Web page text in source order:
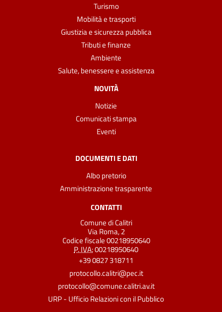
Turismo
Mobilità e trasporti
Giustizia e sicurezza pubblica
Tributi e finanze
Ambiente
Salute, benessere e assistenza
NOVITÀ
Notizie
Comunicati stampa
Eventi
DOCUMENTI E DATI
Albo pretorio
Amministrazione trasparente
CONTATTI
Comune di Calitri
Via Roma, 2
Codice fiscale 00218950640
P. IVA:00218950640
+39 0827 318711
protocollo.calitri@pec.it
protocollo@comune.calitri.av.it
URP - Ufficio Relazioni con il Pubblico